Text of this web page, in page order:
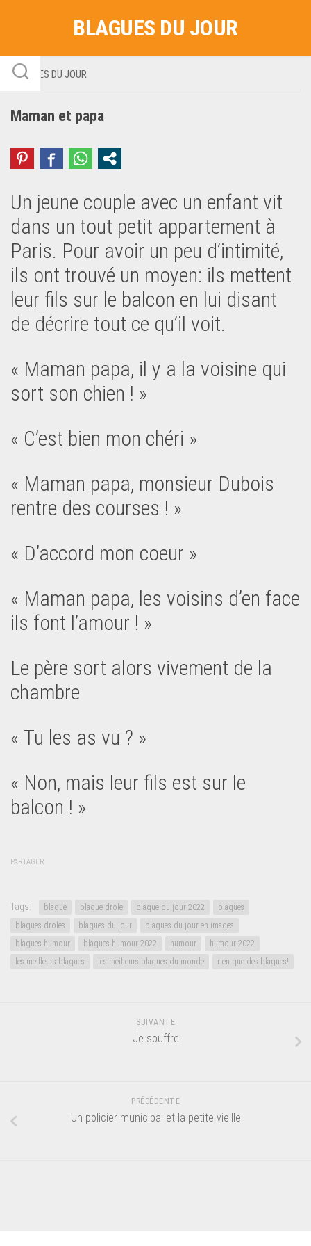
BLAGUES DU JOUR
BLAGUES DU JOUR
Maman et papa
Un jeune couple avec un enfant vit
dans un tout petit appartement à
Paris. Pour avoir un peu d’intimité,
ils ont trouvé un moyen: ils mettent
leur fils sur le balcon en lui disant
de décrire tout ce qu’il voit.
« Maman papa, il y a la voisine qui
sort son chien ! »
« C’est bien mon chéri »
« Maman papa, monsieur Dubois
rentre des courses ! »
« D’accord mon coeur »
« Maman papa, les voisins d’en face
ils font l’amour ! »
Le père sort alors vivement de la
chambre
« Tu les as vu ? »
« Non, mais leur fils est sur le
balcon ! »
PARTAGER
Tags: blague blague drole blague du jour 2022
blagues
blagues droles
blagues du jour
blagues du jour en images
blagues humour
blagues humour 2022 humour
humour 2022
les meilleurs blagues
les meilleurs blagues du monde rien que des blagues!
SUIVANTE
Je souffre
PRÉCÉDENTE
Un policier municipal et la petite vieille